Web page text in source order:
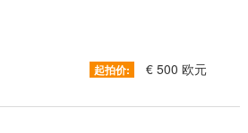
起拍价: € 500 欧元